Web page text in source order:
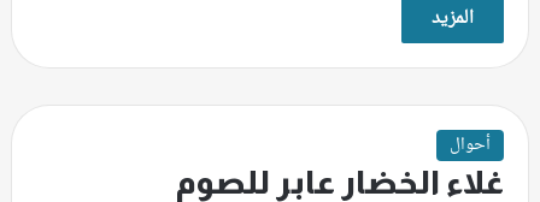
المزيد
أحوال
غلاء الخضار عابر للصوم